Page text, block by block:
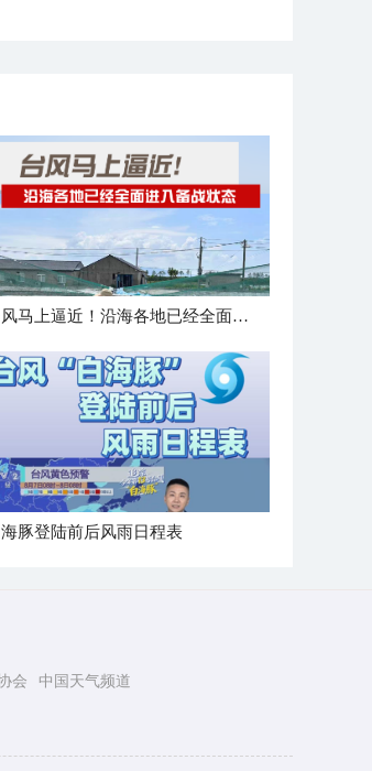
台风马上逼近！沿海各地已经全面进入备战状态
豚登陆前后风雨日程表
会 中国天气频道